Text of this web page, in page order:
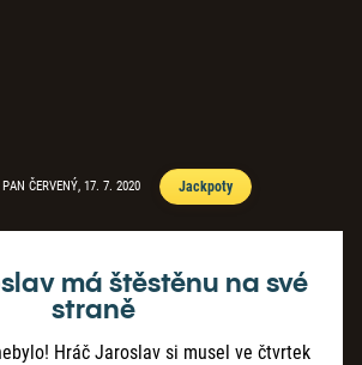
PAN ČERVENÝ, 17. 7. 2020 Jackpoty
má štěstěnu na své
straně
Hráč Jaroslav si musel ve čtvrtek